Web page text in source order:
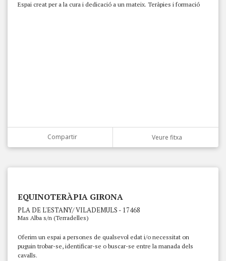
Espai creat per a la cura i dedicació a un mateix. Teràpies i formació
Compartir Veure fitxa
EQUINOTERÀPIA GIRONA
PLA DE L'ESTANY/ VILADEMULS - 17468
Mas Alba s/n (Terradelles)
Oferim un espai a persones de qualsevol edat i/o necessitat on
puguin trobar-se, identificar-se o buscar-se entre la manada dels
cavalls.